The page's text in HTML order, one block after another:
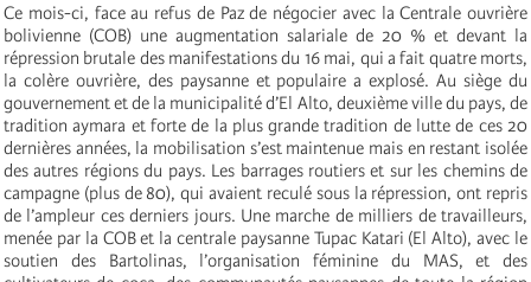
Ce mois-ci, face au refus de Paz de négocier avec la Centrale ouvrière
bolivienne (COB) une augmentation salariale de 20 % et devant la
répression brutale des manifestations du 16 mai, qui a fait quatre morts,
la colère ouvrière, des paysanne et populaire a explosé. Au siège du
gouvernement et de la municipalité d’El Alto, deuxième ville du pays, de
tradition aymara et forte de la plus grande tradition de lutte de ces 20
dernières années, la mobilisation s’est maintenue mais en restant isolée
des autres régions du pays. Les barrages routiers et sur les chemins de
campagne (plus de 80), qui avaient reculé sous la répression, ont repris
de l’ampleur ces derniers jours. Une marche de milliers de travailleurs,
menée par la COB et la centrale paysanne Tupac Katari (El Alto), avec le
soutien des Bartolinas, l’organisation féminine du MAS, et des